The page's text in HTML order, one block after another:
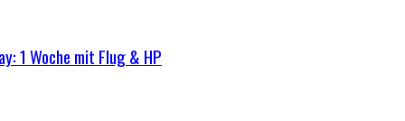
1 Woche mit Flug & HP